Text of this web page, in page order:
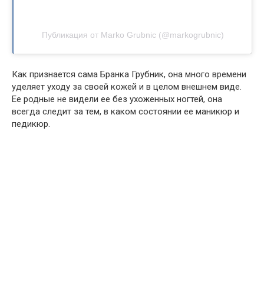
Публикация от Marko Grubnic (@markogrubnic)
Как признается сама Бранка Грубник, она много времени
уделяет уходу за своей кожей и в целом внешнем виде.
Ее родные не видели ее без ухоженных ногтей, она
всегда следит за тем, в каком состоянии ее маникюр и
педикюр.